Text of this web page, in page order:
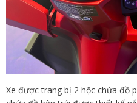
Xe được trang bị 2 hộc chứa đồ